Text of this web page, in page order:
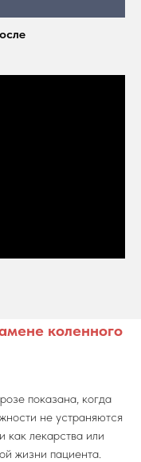
коленного
показана, когда
не устраняются
как лекарства или
жизни пациента.